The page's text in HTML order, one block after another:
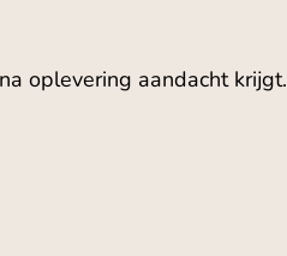
oplevering aandacht krijgt.